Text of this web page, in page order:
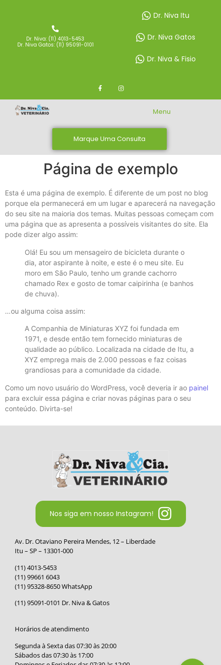
Dr. Niva: (11) 4013-5453
Dr. Niva Gatos: (11) 95091-0101
Dr. Niva Itu
Dr. Niva Gatos
Dr. Niva & Fisio
Menu
Marque Uma Consulta
Página de exemplo
Esta é uma página de exemplo. É diferente de um post no blog
porque ela permanecerá em um lugar e aparecerá na navegação
do seu site na maioria dos temas. Muitas pessoas começam com
uma página que as apresenta a possíveis visitantes do site. Ela
pode dizer algo assim:
Olá! Eu sou um mensageiro de bicicleta durante o
dia, ator aspirante à noite, e este é o meu site. Eu
moro em São Paulo, tenho um grande cachorro
chamado Rex e gosto de tomar caipirinha (e banhos
de chuva).
…ou alguma coisa assim:
A Companhia de Miniaturas XYZ foi fundada em
1971, e desde então tem fornecido miniaturas de
qualidade ao público. Localizada na cidade de Itu, a
XYZ emprega mais de 2.000 pessoas e faz coisas
grandiosas para a comunidade da cidade.
Como um novo usuário do WordPress, você deveria ir ao painel
para excluir essa página e criar novas páginas para o seu
conteúdo. Divirta-se!
Nos siga em nosso Instagram!
Av. Dr. Otaviano Pereira Mendes, 12 – Liberdade
Itu – SP – 13301-000
(11) 4013-5453
(11) 99661 6043
(11) 95328-8650 WhatsApp
(11) 95091-0101 Dr. Niva & Gatos
Horários de atendimento
Segunda à Sexta das 07:30 às 20:00
Sábados das 07:30 às 17:00